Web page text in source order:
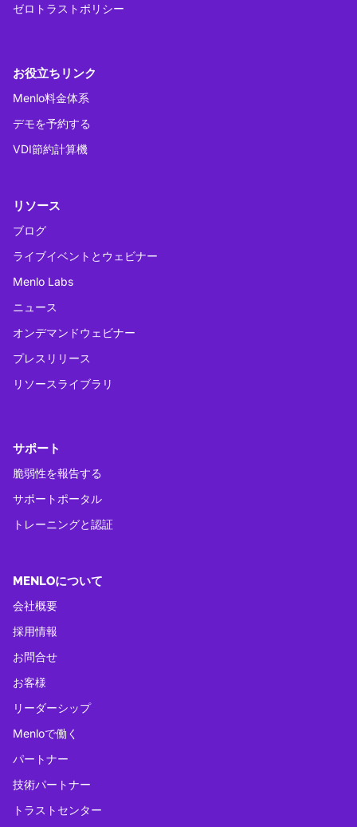
ゼロトラストポリシー
お役立ちリンク
Menlo料金体系
デモを予約する
VDI節約計算機
リソース
ブログ
ライブイベントとウェビナー
Menlo Labs
ニュース
オンデマンドウェビナー
プレスリリース
リソースライブラリ
サポート
脆弱性を報告する
サポートポータル
トレーニングと認証
MENLOについて
会社概要
採用情報
お問合せ
お客様
リーダーシップ
Menloで働く
パートナー
技術パートナー
トラストセンター